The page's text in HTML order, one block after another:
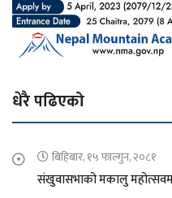
धेरै पढिएको
बिहिबार, १५ फाल्गुन, २०८१
संखुवासभाको मकालु